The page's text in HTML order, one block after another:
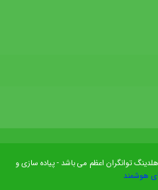
توانگران اعظم می باشد - پیاده سازی و
هوشمند